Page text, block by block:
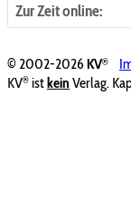
Zur Zeit online:
© 2002-2026KV®
KV® ist kein Verlag.